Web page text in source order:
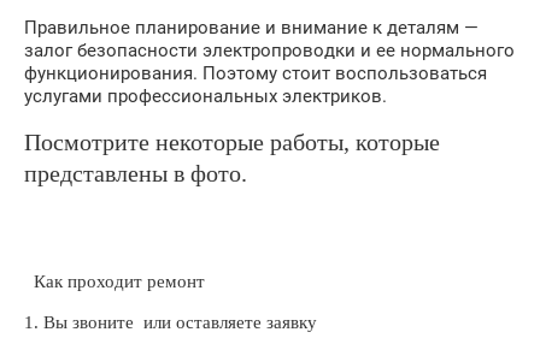
Правильное планирование и внимание к деталям —
залог безопасности электропроводки и ее нормального
функционирования. Поэтому стоит воспользоваться
услугами профессиональных электриков.
Посмотрите некоторые работы, которые
представлены в фото.
Как проходит ремонт
1. Вы звоните или оставляете заявку